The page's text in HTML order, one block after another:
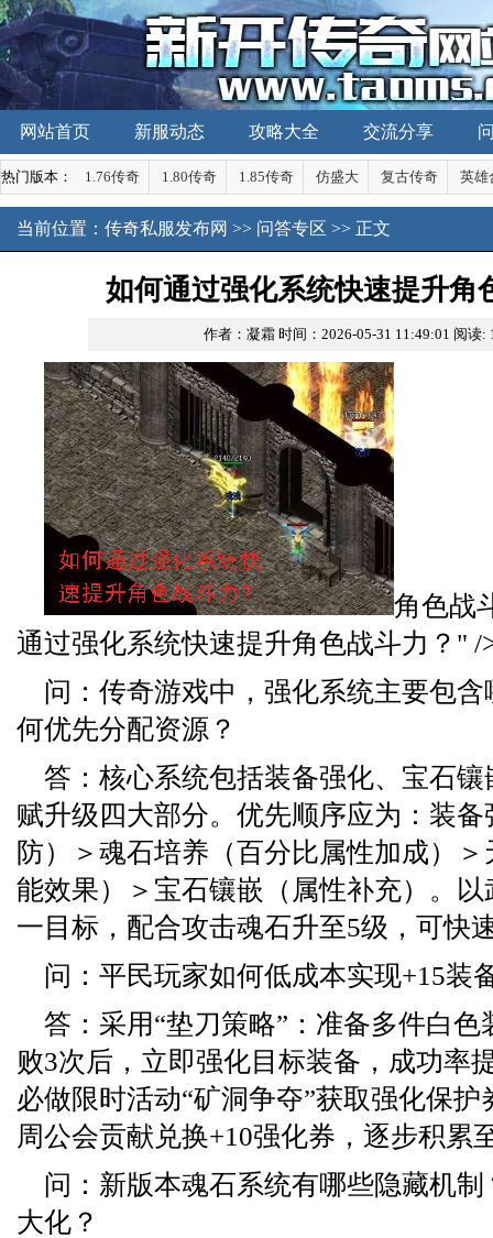
网站首页 新服动态 攻略大全 交流分享
热门版本： 1.76传奇 1.80传奇 1.85传奇 仿盛大 复古传奇 英雄
当前位置： 传奇私服发布网 >> 问答专区 >> 正文
如何通过强化系统快速提升角
作者：凝霜 时间：2026-05-31 11:49:01 阅读:
角色战
通过强化系统快速提升角色战斗力？" /
问：传奇游戏中，强化系统主要包
何优先分配资源？
答：核心系统包括装备强化、宝石
赋升级四大部分。优先顺序应为：装
防）＞魂石培养（百分比属性加成）
能效果）＞宝石镶嵌（属性补充）。以
一目标，配合攻击魂石升至5级，可快
问：平民玩家如何低成本实现+15装
答：采用“垫刀策略”：准备多件白
败3次后，立即强化目标装备，成功率
必做限时活动“矿洞争夺”获取强化保
周公会贡献兑换+10强化券，逐步积累
问：新版本魂石系统有哪些隐藏机
大化？